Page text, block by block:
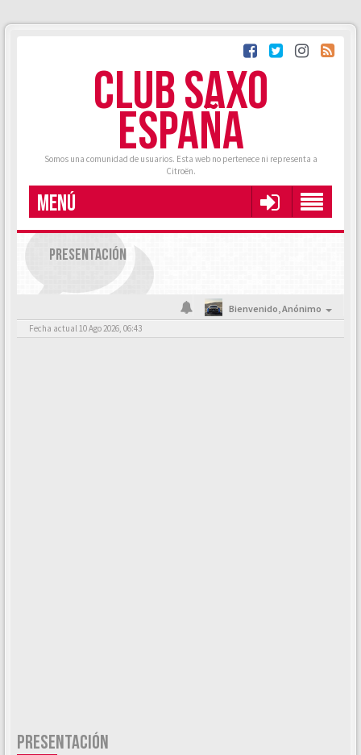
CLUB SAXO
ESPAÑA
Somos una comunidad de usuarios. Esta web no pertenece ni representa a
Citroën.
MENÚ
PRESENTACIÓN
Bienvenido,Anónimo
Fecha actual 10 Ago 2026, 06:43
PRESENTACIÓN